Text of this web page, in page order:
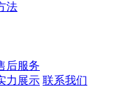
法
后服务
力展示 联系我们